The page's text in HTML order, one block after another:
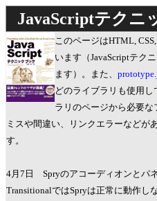
JavaScriptテクニ
このページはHTML,
います（JavaScriptテク
ます）。また、
どのライブラリも使用
ラリのページから必要な
ミスや間違い、リンクエラーなどが
す。
4月7日 Spryのアコーディオンとパ
TransitionalではSpryは正常に動作し